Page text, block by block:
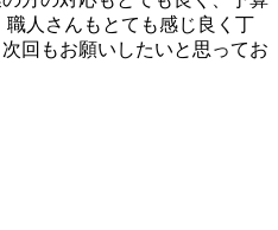
人さんもとても感じ良く丁
回もお願いしたいと思ってお